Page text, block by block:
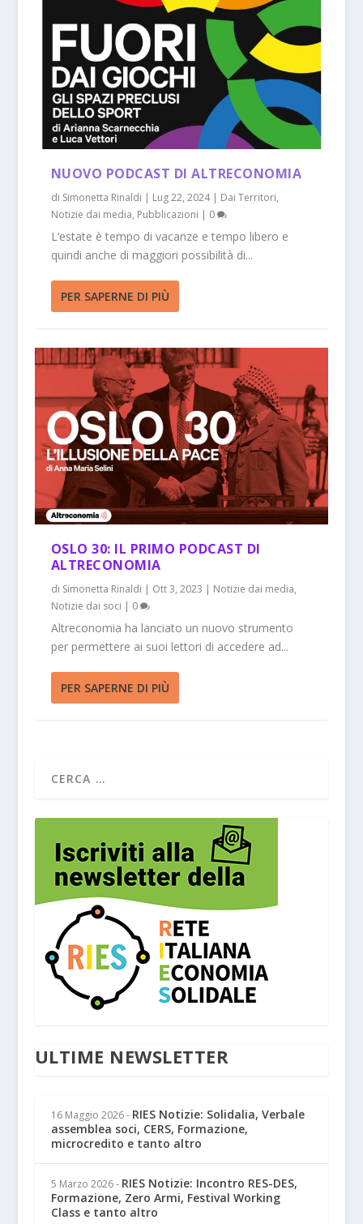
NUOVO PODCAST DI ALTRECONOMIA
di Simonetta Rinaldi | Lug 22, 2024| Dai Territori,
Notizie dai media, Pubblicazioni | 0
L’estate è tempo di vacanze e tempo libero e
quindi anche di maggiori possibilità di...
PER SAPERNE DI PIÙ
OSLO 30: IL PRIMO PODCAST DI
ALTRECONOMIA
di Simonetta Rinaldi | Ott 3, 2023 | Notizie dai media,
Notizie dai soci | 0
Altreconomia ha lanciato un nuovo strumento
per permettere ai suoi lettori di accedere ad...
PER SAPERNE DI PIÙ
ULTIME NEWSLETTER
16 Maggio 2026 - RIES Notizie: Solidalia, Verbale
assemblea soci, CERS, Formazione,
microcredito e tanto altro
5 Marzo 2026 - RIES Notizie: Incontro RES-DES,
Formazione, Zero Armi, Festival Working
Class e tanto altro